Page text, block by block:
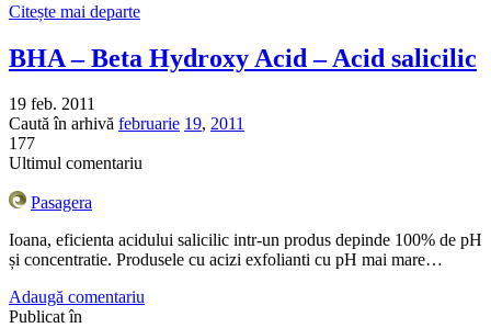
Citește mai departe
BHA – Beta Hydroxy Acid – Acid salicilic
19 feb. 2011
Caută în arhivă februarie 19, 2011
177
Ultimul comentariu
Pasagera
Ioana, eficienta acidului salicilic intr-un produs depinde 100% de pH
și concentratie. Produsele cu acizi exfolianti cu pH mai mare…
Adaugă comentariu
Publicat în